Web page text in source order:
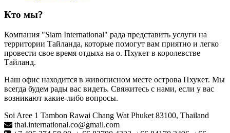
Кто мы?
Компания "Siam International" рада представить услуги на
территории Тайланда, которые помогут вам приятно и легко
провести свое время отдыха на о. Пхукет в королевстве
Тайланд.
Наш офис находится в живописном месте острова Пхукет. Мы
всегда будем рады вас видеть. Свяжитесь с нами, если у вас
возникают какие-либо вопросы.
Soi Aree 1 Tambon Rawai Chang Wat Phuket 83100, Thailand
thai.international.co@gmail.com